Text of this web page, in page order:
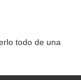
todo de una